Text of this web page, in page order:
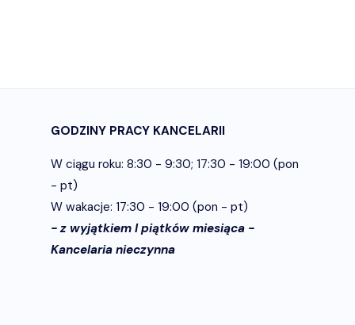
GODZINY PRACY KANCELARII
W ciągu roku: 8:30 - 9:30; 17:30 - 19:00 (pon
- pt)
W wakacje: 17:30 - 19:00 (pon - pt)
- z wyjątkiem I piątków miesiąca -
Kancelaria nieczynna